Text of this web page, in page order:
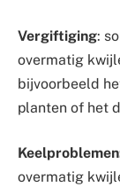
Vergiftiging:
overmatig
bijvoorbeeld
planten of het
overmatig